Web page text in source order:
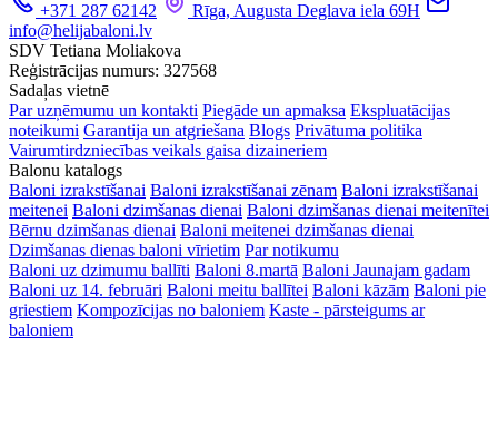
+371 287 62142
Rīga, Augusta Deglava iela 69H
info@helijabaloni.lv
SDV Tetiana Moliakova
Reģistrācijas numurs: 327568
Sadaļas vietnē
Par uzņēmumu un kontakti Piegāde un apmaksa Ekspluatācijas
noteikumi Garantija un atgriešana Blogs Privātuma politika
Vairumtirdzniecības veikals gaisa dizaineriem
Balonu katalogs
Baloni izrakstīšanai Baloni izrakstīšanai zēnam Baloni izrakstīšanai
meitenei Baloni dzimšanas dienai Baloni dzimšanas dienai meitenītei
Bērnu dzimšanas dienai Baloni meitenei dzimšanas dienai
Dzimšanas dienas baloni vīrietim Par notikumu
Baloni uz dzimumu ballīti Baloni 8.martā Baloni Jaunajam gadam
Baloni uz 14. februāri Baloni meitu ballītei Baloni kāzām Baloni pie
griestiem Kompozīcijas no baloniem Kaste - pārsteigums ar
baloniem